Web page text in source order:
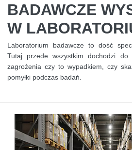
BADAWCZE
W
Laboratorium badawcze to dość
Tutaj przede wszystkim dochodzi do
zagrożenia czy to wypadkiem, czy
pomyłki podczas badań.